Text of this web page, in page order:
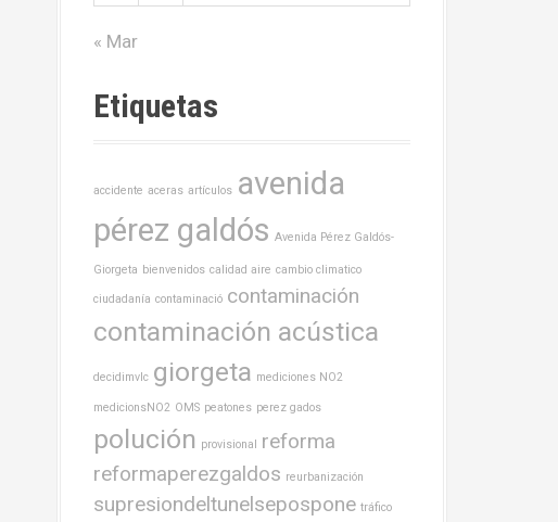
« Mar
Etiquetas
accidente aceras artículos avenida
pérez galdós Avenida Pérez Galdós-
Giorgeta bienvenidos calidad aire cambio climatico
ciudadanía contaminació contaminación
contaminación acústica
decidimvlc giorgeta mediciones NO2
medicionsNO2 OMS peatones perez gados
polución provisional reforma
reformaperezgaldos reurbanización
supresiondeltunelsepospone tráfico